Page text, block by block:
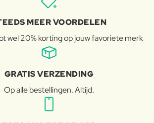
MEER VOORDELEN
wel 20% korting op jouw favoriete merk
GRATIS VERZENDING
Op alle bestellingen. Altijd.